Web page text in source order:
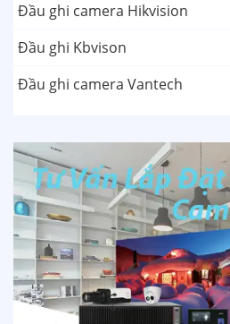
Đầu ghi camera Hikvision
Đầu ghi Kbvison
Đầu ghi camera Vantech